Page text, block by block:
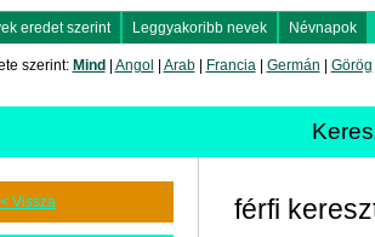
eredet szerint Leggyakoribb nevek Névnapok
szerint: Mind Angol Arab| Francia| Germán Görög
Vissza
férfi